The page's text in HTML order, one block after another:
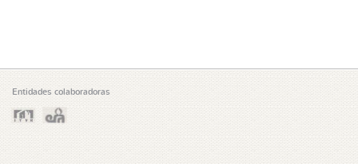
Entidades colaboradoras